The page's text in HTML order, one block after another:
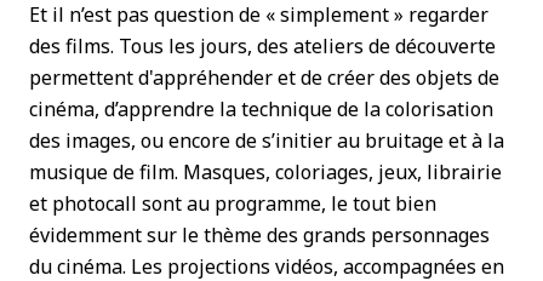
Et il n’est pas question de « simplement » regarder
des films. Tous les jours, des ateliers de découverte
permettent d'appréhender et de créer des objets de
cinéma, d’apprendre la technique de la colorisation
des images, ou encore de s’initier au bruitage et à la
musique de film. Masques, coloriages, jeux, librairie
et photocall sont au programme, le tout bien
évidemment sur le thème des grands personnages
du cinéma. Les projections vidéos, accompagnées en